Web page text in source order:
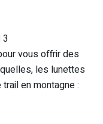
3
vous offrir des
les lunettes
en montagne :